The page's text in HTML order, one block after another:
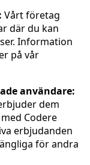
Vårt företag
där du kan
Information
på vår
användare:
dem
Codere
erbjudanden
för andra